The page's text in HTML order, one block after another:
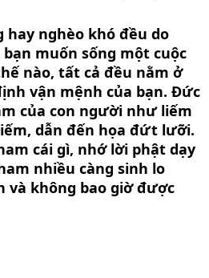
hay nghèo khó đều do
muốn sống một cuộc
nào, tất cả đều nằm ở
vận mệnh của bạn. Đức
của con người như liếm
dẫn đến họa đứt lưỡi.
cái gì, nhớ lời phật dạy
nhiều càng sinh lo
và không bao giờ được